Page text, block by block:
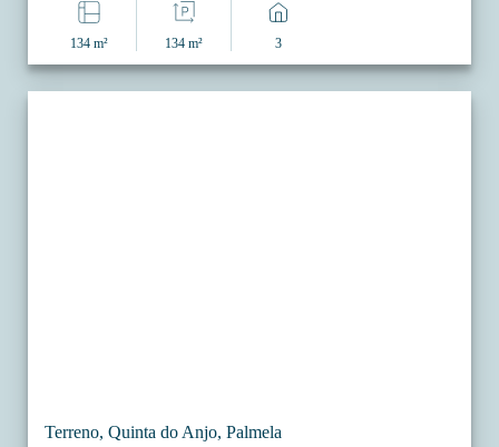
134 m² 134 m² 3
Terreno, Quinta do Anjo, Palmela